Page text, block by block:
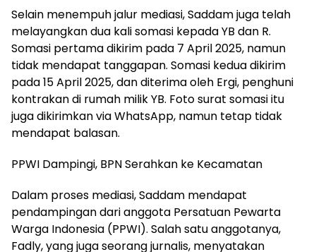
Selain menempuh jalur mediasi, Saddam juga telah
melayangkan dua kali somasi kepada YB dan R.
Somasi pertama dikirim pada 7 April 2025, namun
tidak mendapat tanggapan. Somasi kedua dikirim
pada 15 April 2025, dan diterima oleh Ergi, penghuni
kontrakan di rumah milik YB. Foto surat somasi itu
juga dikirimkan via WhatsApp, namun tetap tidak
mendapat balasan.
PPWI Dampingi, BPN Serahkan ke Kecamatan
Dalam proses mediasi, Saddam mendapat
pendampingan dari anggota Persatuan Pewarta
Warga Indonesia (PPWI). Salah satu anggotanya,
Fadly, yang juga seorang jurnalis, menyatakan